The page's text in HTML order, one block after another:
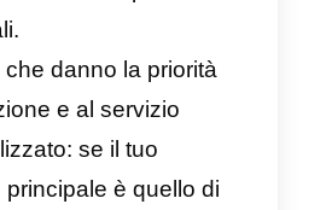
implementarlo. Eccone
aggiuntivi